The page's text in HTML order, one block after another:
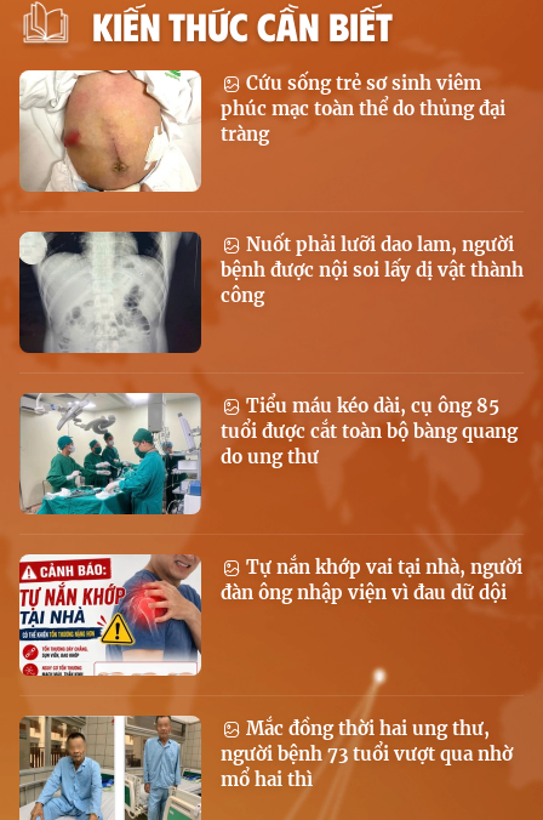
KIẾN THỨC CẦN BIẾT
Cứu sống trẻ sơ sinh viêm
phúc mạc toàn thể do thủng đại
tràng
Nuốt phải lưỡi dao lam, người
bệnh được nội soi lấy dị vật thành
công
Tiểu máu kéo dài, cụ ông 85
tuổi được cắt toàn bộ bàng quang
do ung thư
Tự nắn khớp vai tại nhà, người
đàn ông nhập viện vì đau dữ dội
Mắc đồng thời hai ung thư,
người bệnh 73 tuổi vượt qua nhờ
mổ hai thì